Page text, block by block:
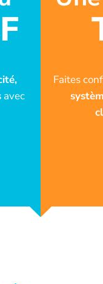
avec
Faites